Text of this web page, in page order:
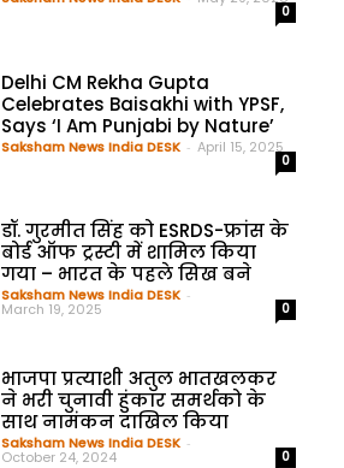
0
Delhi CM Rekha Gupta
Celebrates Baisakhi with YPSF,
Says ‘I Am Punjabi by Nature’
Saksham News India DESK - April 15, 2025
0
डॉ. गुरमीत सिंह को ESRDS-फ्रांस के
बोर्ड ऑफ ट्रस्टी में शामिल किया
गया – भारत के पहले सिख बने
Saksham News India DESK -
March 19, 2025 0
भाजपा प्रत्याशी अतुल भातखलकर
ने भरी चुनावी हुंकार समर्थको के
साथ नामंकन दाखिल किया
Saksham News India DESK -
October 24, 2024 0